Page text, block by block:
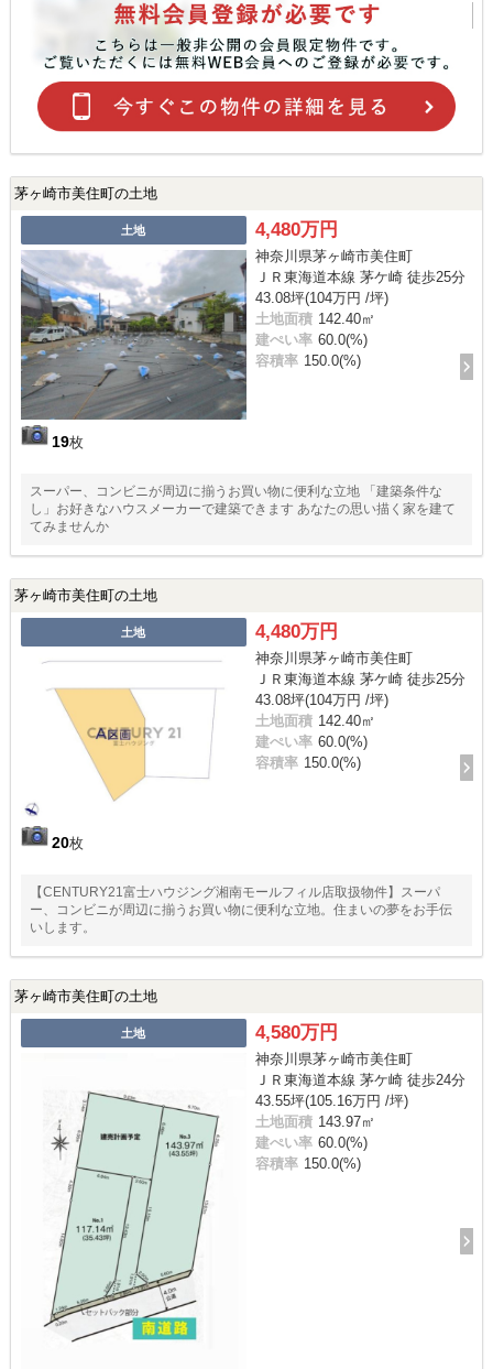
茅ヶ崎市美住町の土地
土地
19枚
4,480万円
神奈川県茅ヶ崎市美住町
ＪＲ東海道本線 茅ケ崎 徒歩25分
43.08坪(104万円 /坪)
土地面積 142.40㎡
建ぺい率 60.0(%)
容積率 150.0(%)
スーパー、コンビニが周辺に揃うお買い物に便利な立地 「建築条件な
し」お好きなハウスメーカーで建築できます あなたの思い描く家を建て
てみませんか
茅ヶ崎市美住町の土地
土地
20枚
4,480万円
神奈川県茅ヶ崎市美住町
ＪＲ東海道本線 茅ケ崎 徒歩25分
43.08坪(104万円 /坪)
土地面積 142.40㎡
建ぺい率 60.0(%)
容積率 150.0(%)
【CENTURY21富士ハウジング湘南モールフィル店取扱物件】スーパ
ー、コンビニが周辺に揃うお買い物に便利な立地。住まいの夢をお手伝
いします。
茅ヶ崎市美住町の土地
土地 4,580万円
神奈川県茅ヶ崎市美住町
ＪＲ東海道本線 茅ケ崎 徒歩24分
43.55坪(105.16万円 /坪)
土地面積 143.97㎡
建ぺい率 60.0(%)
容積率 150.0(%)